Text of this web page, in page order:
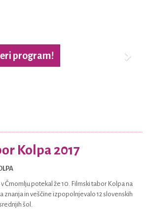
program!
Kolpa 2017
v Črnomlju potekal že 10. Filmski tabor Kolpa na
znanja in veščine izpopolnjevalo 12 slovenskih
šol.